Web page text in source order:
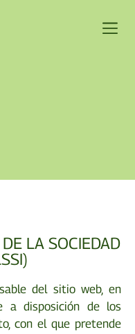
LA SOCIEDAD
del sitio web, en
a disposición de los
con el que pretende